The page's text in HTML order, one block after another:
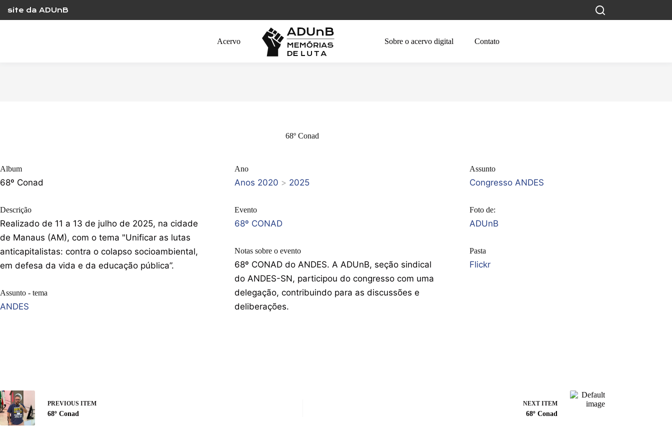
content
site da ADUnB
Acervo Sobre o acervo digital Contato
68º Conad
Album
68º Conad
Descrição
Realizado de 11 a 13 de julho de 2025, na cidade
de Manaus (AM), com o tema "Unificar as lutas
anticapitalistas: contra o colapso socioambiental,
em defesa da vida e da educação pública”.
Assunto - tema
ANDES
Ano
Anos 2020 > 2025
Evento
68º CONAD
Notas sobre o evento
68º CONAD do ANDES. A ADUnB, seção sindical
do ANDES-SN, participou do congresso com uma
delegação, contribuindo para as discussões e
deliberações.
Assunto
Congresso ANDES
Foto de:
ADUnB
Pasta
Flickr
PREVIOUS ITEM
68º Conad
NEXT ITEM
68º Conad